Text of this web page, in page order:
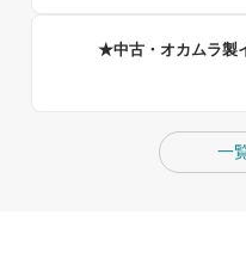
★中古・オカムラ製
一